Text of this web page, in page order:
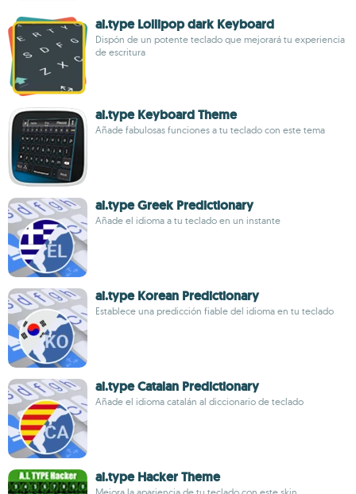
ai.type Lollipop dark Keyboard
Dispón de un potente teclado que mejorará tu experiencia
de escritura
ai.type Keyboard Theme
Añade fabulosas funciones a tu teclado con este tema
ai.type Greek Predictionary
Añade el idioma a tu teclado en un instante
ai.type Korean Predictionary
Establece una predicción fiable del idioma en tu teclado
ai.type Catalan Predictionary
Añade el idioma catalán al diccionario de teclado
ai.type Hacker Theme